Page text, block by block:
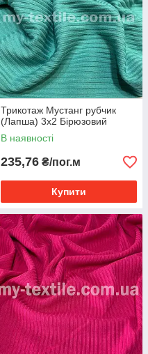
Трикотаж Мустанг рубчик
(Лапша) 3x2 Бірюзовий
В наявності
235,76 ₴/пог.м
Купити